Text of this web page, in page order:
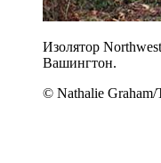
Изолятор
Вашингтон.
© Nathalie Graham/